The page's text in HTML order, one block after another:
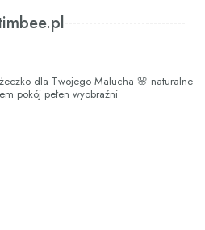
dla Twojego Malucha 🌸 naturalne
pokój pełen wyobraźni